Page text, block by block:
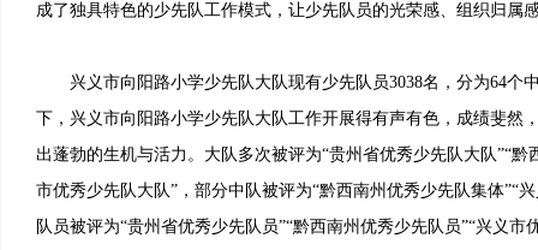
成了独具特色的少先队工作模式，让少先队员的光荣感、组织归属
兴义市向阳路小学少先队大队现有少先队员3038名，分为64个
下，兴义市向阳路小学少先队大队工作开展得有声有色，成绩斐然
出蓬勃的生机与活力。大队多次被评为“贵州省优秀少先队大队”“黔
市优秀少先队大队”，部分中队被评为“黔西南州优秀少先队集体”“
队员被评为“贵州省优秀少先队员”“黔西南州优秀少先队员”“兴义市